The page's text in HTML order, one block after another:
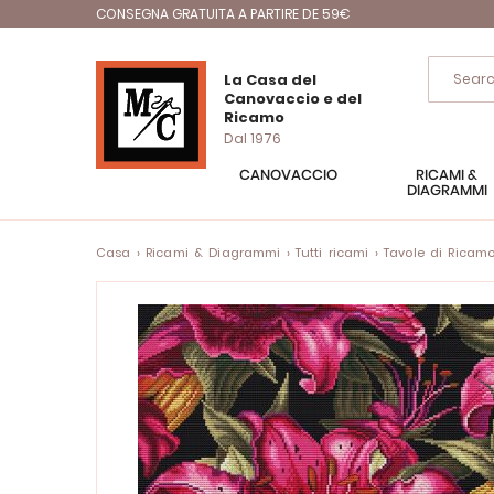
CONSEGNA GRATUITA A PARTIRE DE 59€
La Casa del
Canovaccio e del
Ricamo
Dal 1976
CANOVACCIO
RICAMI &
DIAGRAMMI
Casa Ricami & Diagrammi Tutti ricami Tavole di Ricamo
galleria
immagini